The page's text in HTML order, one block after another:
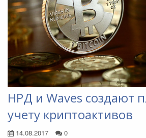
НРД и Waves создают
учету криптоактивов
14.08.2017 0